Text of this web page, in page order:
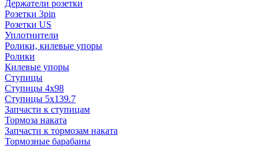
Держатели розетки
Розетки 3pin
Розетки US
Уплотнители
Ролики, килевые упоры
Ролики
Килевые упоры
Ступицы
Ступицы 4x98
Ступицы 5x139.7
Запчасти к ступицам
Тормоза наката
Запчасти к тормозам наката
Тормозные барабаны